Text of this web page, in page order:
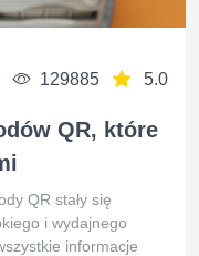
129885 5.0
QR, które
QR stały się
i wydajnego
informacje